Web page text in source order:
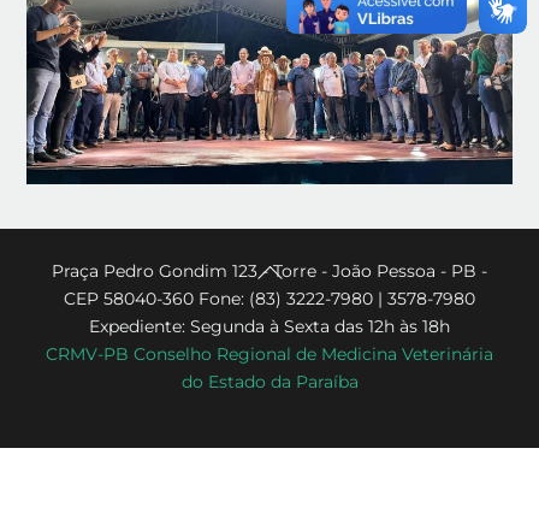
Back
To
Top
Praça Pedro Gondim 123 - Torre - João Pessoa - PB -
CEP 58040-360 Fone: (83) 3222-7980 | 3578-7980
Expediente: Segunda à Sexta das 12h às 18h
CRMV-PB Conselho Regional de Medicina Veterinária
do Estado da Paraíba